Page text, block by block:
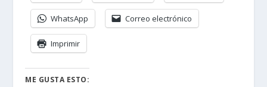
WhatsApp Correo electrónico
Imprimir
ME GUSTA ESTO: